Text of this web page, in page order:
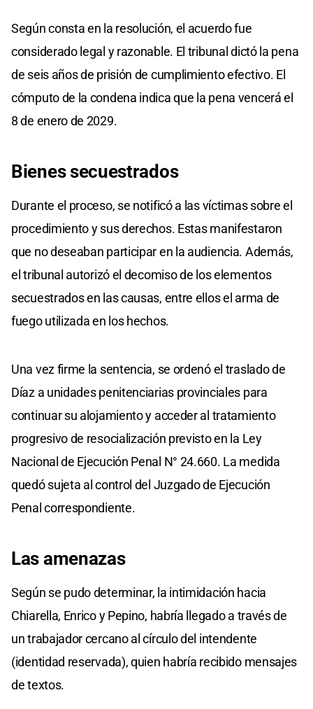
Según consta en la resolución, el acuerdo fue
considerado legal y razonable. El tribunal dictó la pena
de seis años de prisión de cumplimiento efectivo. El
cómputo de la condena indica que la pena vencerá el
8 de enero de 2029.
Bienes secuestrados
Durante el proceso, se notificó a las víctimas sobre el
procedimiento y sus derechos. Estas manifestaron
que no deseaban participar en la audiencia. Además,
el tribunal autorizó el decomiso de los elementos
secuestrados en las causas, entre ellos el arma de
fuego utilizada en los hechos.
Una vez firme la sentencia, se ordenó el traslado de
Díaz a unidades penitenciarias provinciales para
continuar su alojamiento y acceder al tratamiento
progresivo de resocialización previsto en la Ley
Nacional de Ejecución Penal N° 24.660. La medida
quedó sujeta al control del Juzgado de Ejecución
Penal correspondiente.
Las amenazas
Según se pudo determinar, la intimidación hacia
Chiarella, Enrico y Pepino, habría llegado a través de
un trabajador cercano al círculo del intendente
(identidad reservada), quien habría recibido mensajes
de textos.